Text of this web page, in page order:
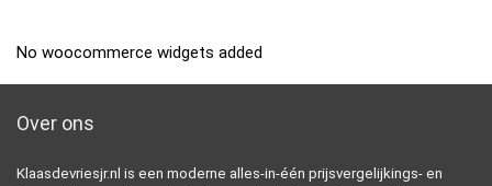
No woocommerce widgets added
Over ons
Klaasdevriesjr.nl is een moderne alles-in-één prijsvergelijkings- en